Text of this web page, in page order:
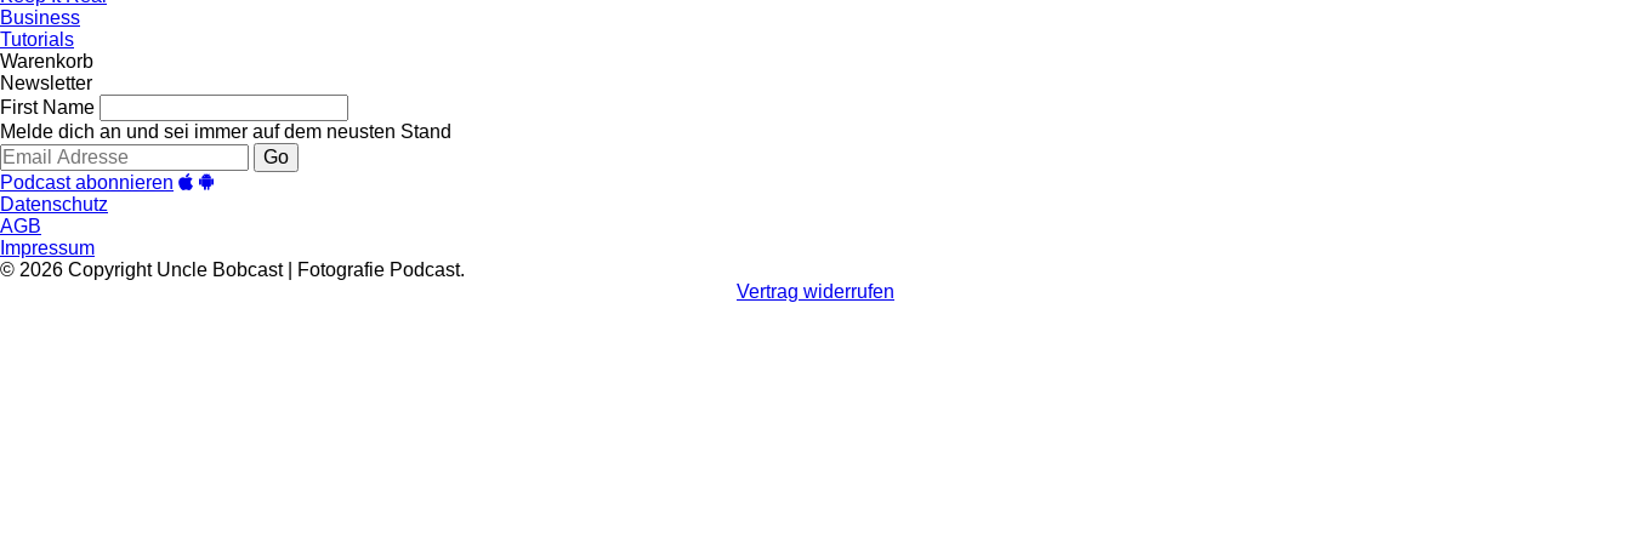
Business
Tutorials
Warenkorb
Newsletter
First Name
Melde dich an und sei immer auf dem neusten Stand
Go
Podcast abonnieren
Datenschutz
AGB
Impressum
© 2026 Copyright Uncle Bobcast | Fotografie Podcast.
Vertrag widerrufen